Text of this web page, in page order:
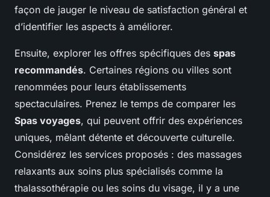
façon de jauger le niveau de satisfaction général et
d’identifier les aspects à améliorer.
Ensuite, explorer les offres spécifiques des spas
recommandés. Certaines régions ou villes sont
renommées pour leurs établissements
spectaculaires. Prenez le temps de comparer les
Spas voyages, qui peuvent offrir des expériences
uniques, mêlant détente et découverte culturelle.
Considérez les services proposés : des massages
relaxants aux soins plus spécialisés comme la
thalassothérapie ou les soins du visage, il y a une